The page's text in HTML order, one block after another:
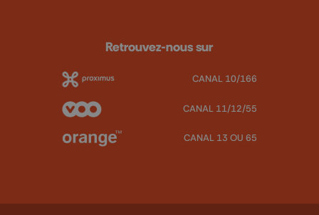
Retrouvez-nous sur
CANAL 10/166
CANAL 11/12/55
CANAL 13 OU 65